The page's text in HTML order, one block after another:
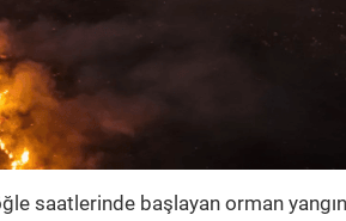
saatlerinde başlayan orman